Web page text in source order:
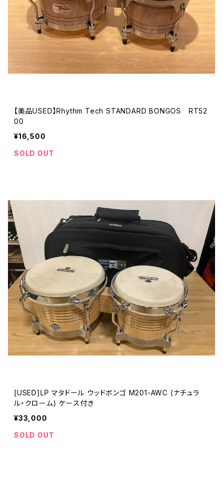
【美品USED】Rhythm Tech STANDARD BONGOS RT52
00
¥16,500
SOLD OUT
[USED]LP マタドール ウッドボンゴ M201-AWC (ナチュラ
ル・クローム) ケース付き
¥33,000
SOLD OUT